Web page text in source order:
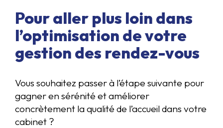
Pour aller plus loin dans
l’optimisation de votre
gestion des rendez-vous
Vous souhaitez passer à l’étape suivante pour
gagner en sérénité et améliorer
concrètement la qualité de l’accueil dans votre
cabinet ?